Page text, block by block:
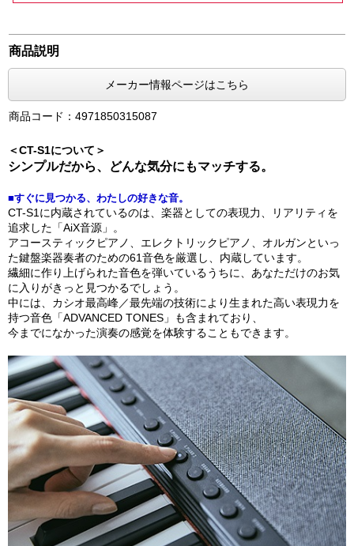
商品説明
メーカー情報ページはこちら
商品コード：4971850315087
＜CT-S1について＞
シンプルだから、どんな気分にもマッチする。
■すぐに見つかる、わたしの好きな音。
CT-S1に内蔵されているのは、楽器としての表現力、リアリティを
追求した「AiX音源」。
アコースティックピアノ、エレクトリックピアノ、オルガンといっ
た鍵盤楽器奏者のための61音色を厳選し、内蔵しています。
繊細に作り上げられた音色を弾いているうちに、あなただけのお気
に入りがきっと見つかるでしょう。
中には、カシオ最高峰／最先端の技術により生まれた高い表現力を
持つ音色「ADVANCED TONES」も含まれており、
今までになかった演奏の感覚を体験することもできます。